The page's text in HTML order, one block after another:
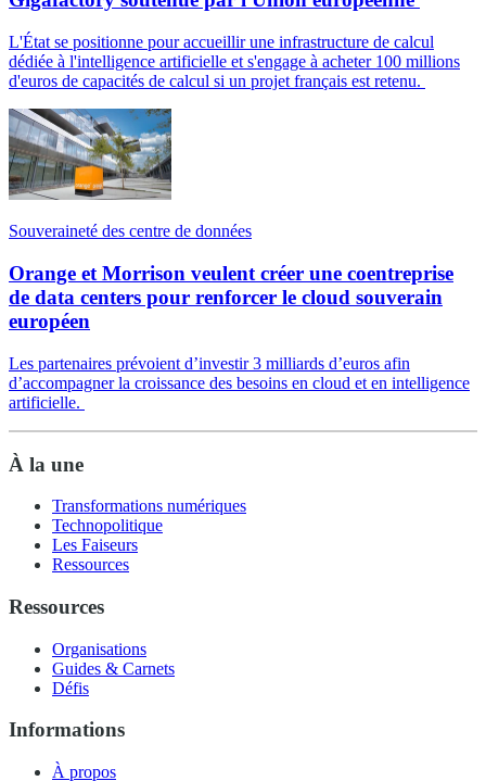
L'État se positionne pour accueillir une infrastructure de calcul
dédiée à l'intelligence artificielle et s'engage à acheter 100 millions
d'euros de capacités de calcul si un projet français est retenu.
Souveraineté des centre de données
Orange et Morrison veulent créer une coentreprise
de data centers pour renforcer le cloud souverain
européen
Les partenaires prévoient d’investir 3 milliards d’euros afin
d’accompagner la croissance des besoins en cloud et en intelligence
artificielle.
À la une
Transformations numériques
Technopolitique
Les Faiseurs
Ressources
Ressources
Organisations
Guides & Carnets
Défis
Informations
À propos